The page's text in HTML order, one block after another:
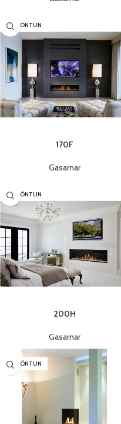
SÉRPÖNTUN
170F
Gasarnar
SÉRPÖNTUN
200H
Gasarnar
SÉRPÖNTUN